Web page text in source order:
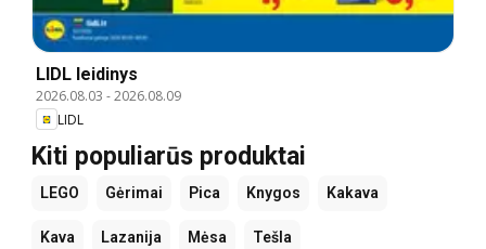
LIDL leidinys
2026.08.03 -2026.08.09
LIDL
Kiti populiarūs produktai
LEGO Gėrimai Pica Knygos Kakava
Kava Lazanija Mėsa Tešla